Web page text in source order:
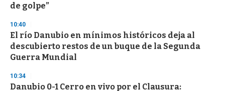
de golpe”
10:40
El río Danubio en mínimos históricos deja al
descubierto restos de un buque de la Segunda
Guerra Mundial
10:34
Danubio 0-1 Cerro en vivo por el Clausura: